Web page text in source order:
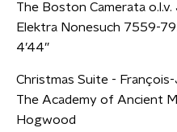
The Boston Camerata o.l.v.
Elektra Nonesuch 7559-
4’44”
Christmas Suite -
The Academy of Ancient
Hogwood